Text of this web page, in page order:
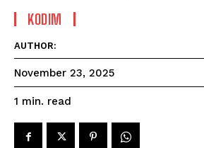
KODIM
AUTHOR:
November 23, 2025
1 min. read